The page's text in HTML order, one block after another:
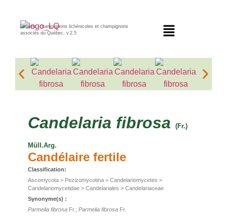
Lichens, champignons lichénicoles et champignons
associés du Québec, v.2.5
Candelaria fibrosa (Fr.)
Müll.Arg.
Candélaire fertile
Classification:
Ascomycota > Pezizomycotina > Candelariomycetes >
Candelariomycetidae > Candelariales > Candelariaceae
Synonyme(s) :
Parmelia fibrosa Fr.; Parmelia fibrosa Fr.